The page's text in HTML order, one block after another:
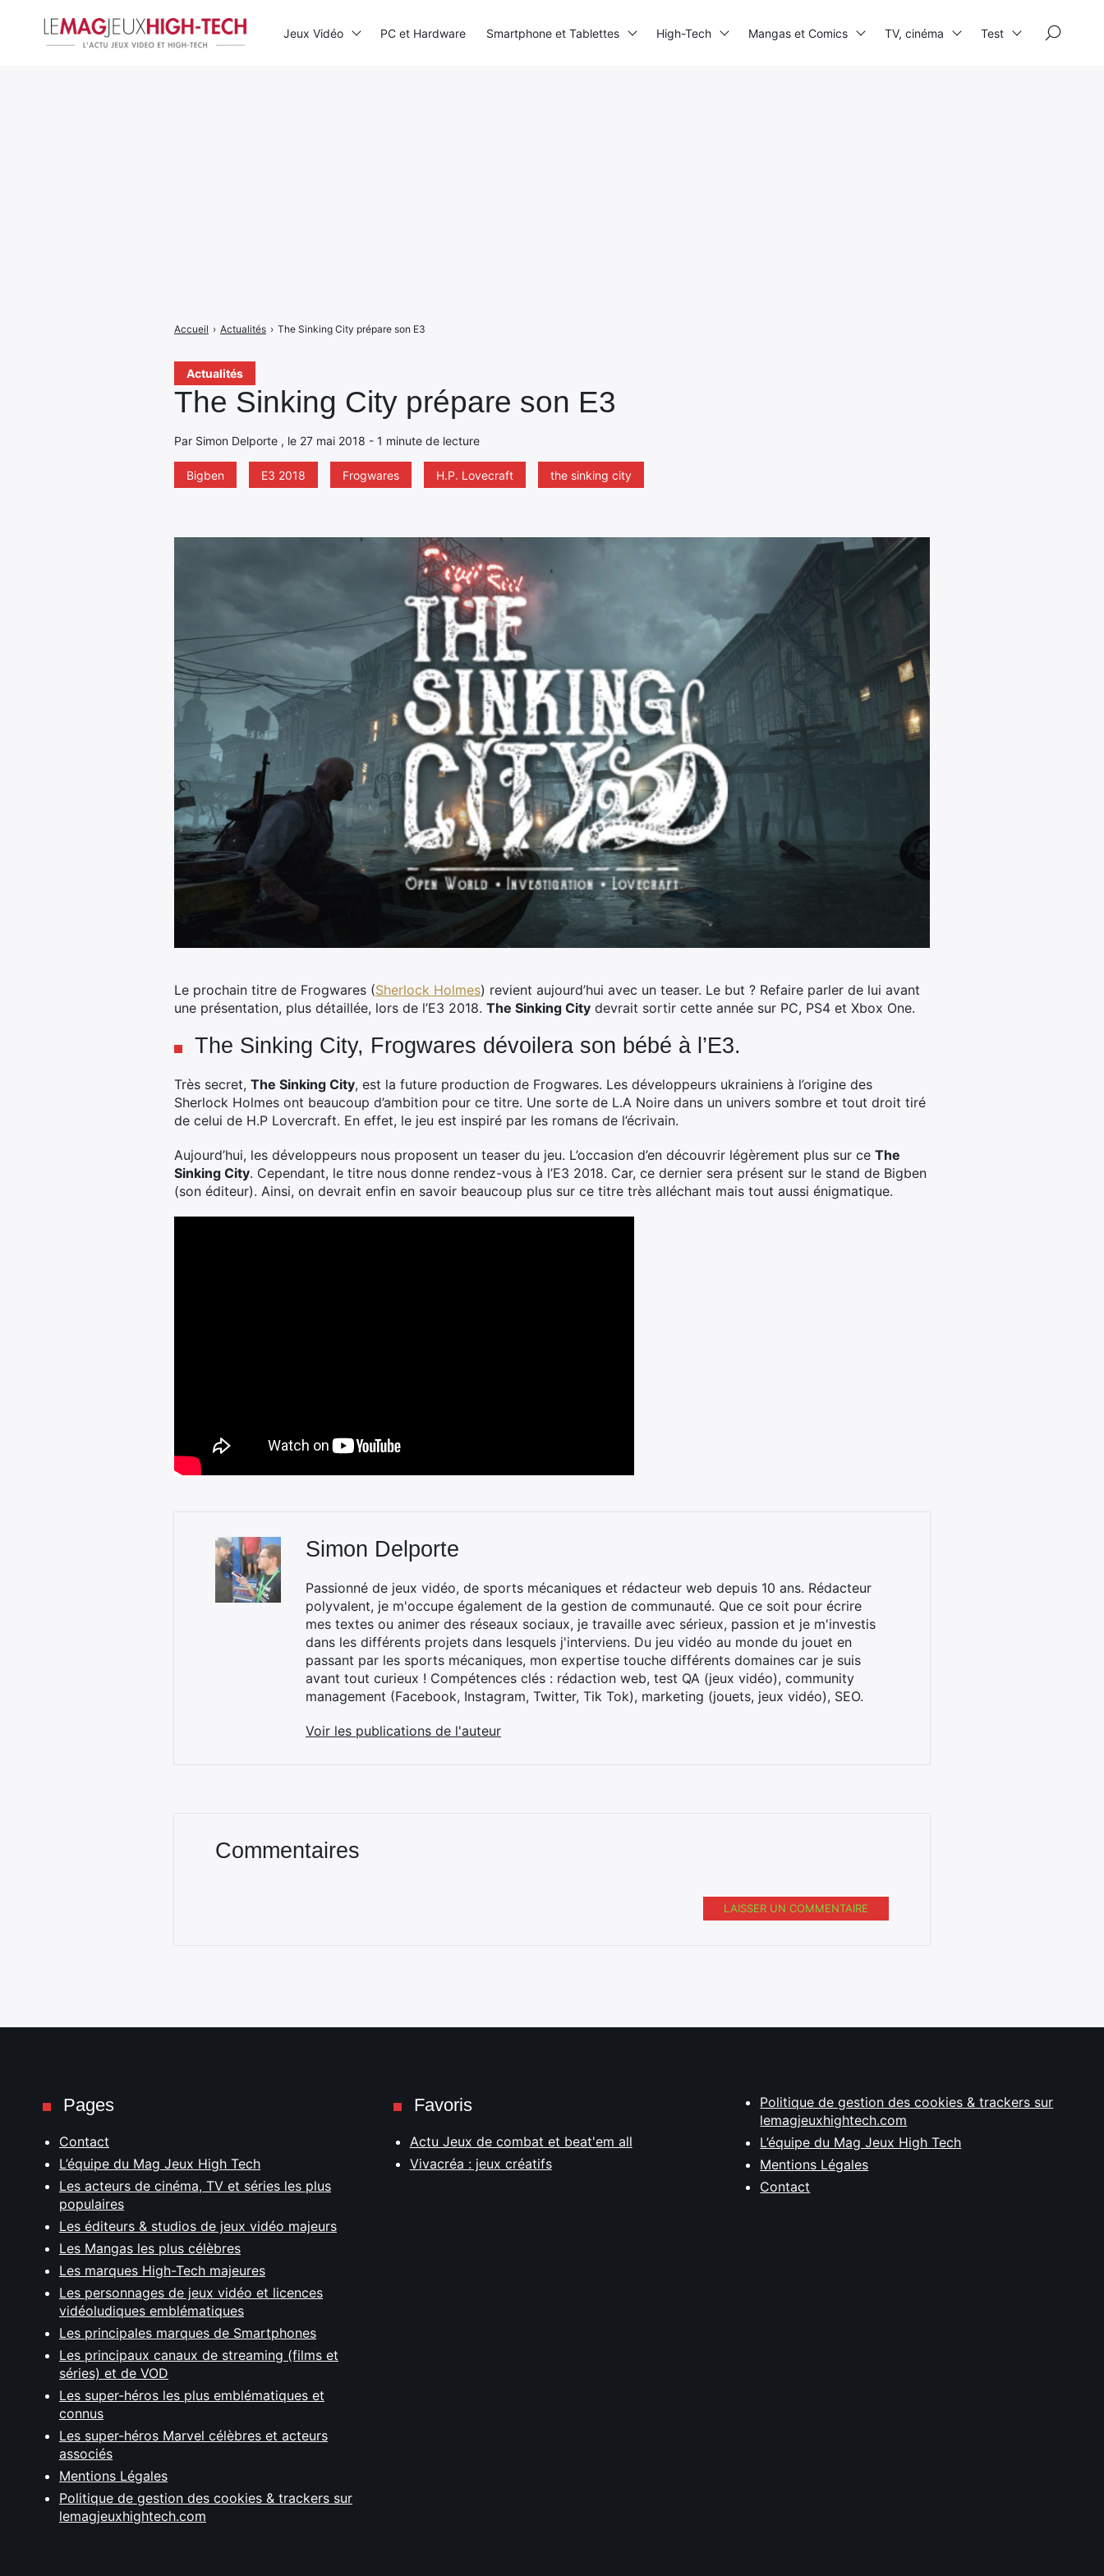
Actualités
The Sinking City prépare son E3
Par Simon Delporte , le 27 mai 2018 - 1 minute de lecture
Bigben E3 2018 Frogwares H.P. Lovecraft the sinking city
Accueil › Actualités › The Sinking City prépare son E3
Le prochain titre de Frogwares (Sherlock Holmes) revient aujourd’hui avec un teaser. Le but ? Refaire parler de lui avant
une présentation, plus détaillée, lors de l’E3 2018. The Sinking City devrait sortir cette année sur PC, PS4 et Xbox One.
The Sinking City, Frogwares dévoilera son bébé à l’E3.
Très secret, The Sinking City, est la future production de Frogwares. Les développeurs ukrainiens à l’origine des
Sherlock Holmes ont beaucoup d’ambition pour ce titre. Une sorte de L.A Noire dans un univers sombre et tout droit tiré
de celui de H.P Lovercraft. En effet, le jeu est inspiré par les romans de l’écrivain.
Aujourd’hui, les développeurs nous proposent un teaser du jeu. L’occasion d’en découvrir légèrement plus sur ce The
Sinking City. Cependant, le titre nous donne rendez-vous à l’E3 2018. Car, ce dernier sera présent sur le stand de Bigben
(son éditeur). Ainsi, on devrait enfin en savoir beaucoup plus sur ce titre très alléchant mais tout aussi énigmatique.
Simon Delporte
Passionné de jeux vidéo, de sports mécaniques et rédacteur web depuis 10 ans. Rédacteur
polyvalent, je m'occupe également de la gestion de communauté. Que ce soit pour écrire
mes textes ou animer des réseaux sociaux, je travaille avec sérieux, passion et je m'investis
dans les différents projets dans lesquels j'interviens. Du jeu vidéo au monde du jouet en
passant par les sports mécaniques, mon expertise touche différents domaines car je suis
avant tout curieux ! Compétences clés : rédaction web, test QA (jeux vidéo), community
management (Facebook, Instagram, Twitter, Tik Tok), marketing (jouets, jeux vidéo), SEO.
Voir les publications de l'auteur
Commentaires
LAISSER UN COMMENTAIRE
Jeux Vidéo PC et Hardware Smartphone et Tablettes High-Tech Mangas et Comics TV, cinéma Test
Pages
Contact
L’équipe du Mag Jeux High Tech
Les acteurs de cinéma, TV et séries les plus
populaires
Les éditeurs & studios de jeux vidéo majeurs
Les Mangas les plus célèbres
Les marques High-Tech majeures
Les personnages de jeux vidéo et licences
vidéoludiques emblématiques
Les principales marques de Smartphones
Les principaux canaux de streaming (films et
séries) et de VOD
Les super-héros les plus emblématiques et
connus
Les super-héros Marvel célèbres et acteurs
associés
Mentions Légales
Politique de gestion des cookies & trackers sur
lemagjeuxhightech.com
Favoris
Actu Jeux de combat et beat'em all
Vivacréa : jeux créatifs
Politique de gestion des cookies & trackers sur
lemagjeuxhightech.com
L’équipe du Mag Jeux High Tech
Mentions Légales
Contact